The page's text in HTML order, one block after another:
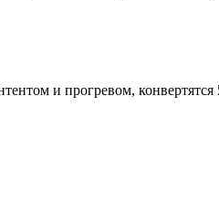
и прогревом,